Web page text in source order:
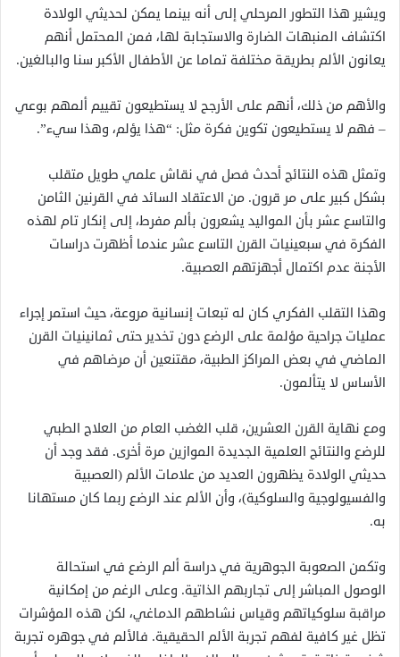
ويشير هذا التطور المرحلي إلى أنه بينما يمكن لحديثي الولادة
اكتشاف المنبهات الضارة والاستجابة لها، فمن المحتمل أنهم
يعانون الألم بطريقة مختلفة تماما عن الأطفال الأكبر سنا والبالغين.
والأهم من ذلك، أنهم على الأرجح لا يستطيعون تقييم ألمهم بوعي
– فهم لا يستطيعون تكوين فكرة مثل: “هذا يؤلم، وهذا سيء”.
وتمثل هذه النتائج أحدث فصل في نقاش علمي طويل متقلب
بشكل كبير على مر قرون. من الاعتقاد السائد في القرنين الثامن
والتاسع عشر بأن المواليد يشعرون بألم مفرط، إلى إنكار تام لهذه
الفكرة في سبعينيات القرن التاسع عشر عندما أظهرت دراسات
الأجنة عدم اكتمال أجهزتهم العصبية.
وهذا التقلب الفكري كان له تبعات إنسانية مروعة، حيث استمر إجراء
عمليات جراحية مؤلمة على الرضع دون تخدير حتى ثمانينيات القرن
الماضي في بعض المراكز الطبية، مقتنعين أن مرضاهم في
الأساس لا يتألمون.
ومع نهاية القرن العشرين، قلب الغضب العام من العلاج الطبي
للرضع والنتائج العلمية الجديدة الموازين مرة أخرى. فقد وجد أن
حديثي الولادة يظهرون العديد من علامات الألم (العصبية
والفسيولوجية والسلوكية)، وأن الألم عند الرضع ربما كان مستهانا
به.
وتكمن الصعوبة الجوهرية في دراسة ألم الرضع في استحالة
الوصول المباشر إلى تجاربهم الذاتية. وعلى الرغم من إمكانية
مراقبة سلوكياتهم وقياس نشاطهم الدماغي، لكن هذه المؤشرات
تظل غير كافية لفهم تجربة الألم الحقيقية. فالألم في جوهره تجربة